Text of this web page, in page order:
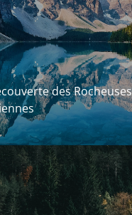
des Rocheuses